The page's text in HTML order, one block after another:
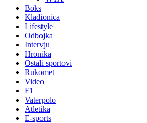
Boks
Kladionica
Lifestyle
Odbojka
Intervju
Hronika
Ostali sportovi
Rukomet
Video
F1
Vaterpolo
Atletika
E-sports